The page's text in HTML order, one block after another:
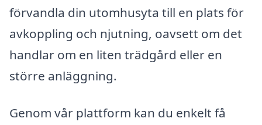
förvandla din utomhusyta till en plats för
avkoppling och njutning, oavsett om det
handlar om en liten trädgård eller en
större anläggning.
Genom vår plattform kan du enkelt få